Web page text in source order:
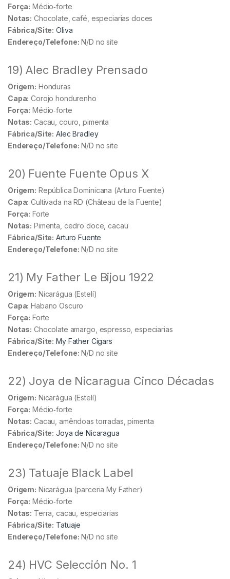
Força: Médio‑forte
Notas: Chocolate, café, especiarias doces
Fábrica/Site: Oliva
Endereço/Telefone: N/D no site
19) Alec Bradley Prensado
Origem: Honduras
Capa: Corojo hondurenho
Força: Médio‑forte
Notas: Cacau, couro, pimenta
Fábrica/Site: Alec Bradley
Endereço/Telefone: N/D no site
20) Fuente Fuente Opus X
Origem: República Dominicana (Arturo Fuente)
Capa: Cultivada na RD (Château de la Fuente)
Força: Forte
Notas: Pimenta, cedro doce, cacau
Fábrica/Site: Arturo Fuente
Endereço/Telefone: N/D no site
21) My Father Le Bijou 1922
Origem: Nicarágua (Estelí)
Capa: Habano Oscuro
Força: Forte
Notas: Chocolate amargo, espresso, especiarias
Fábrica/Site: My Father Cigars
Endereço/Telefone: N/D no site
22) Joya de Nicaragua Cinco Décadas
Origem: Nicarágua (Estelí)
Força: Médio‑forte
Notas: Cacau, amêndoas torradas, pimenta
Fábrica/Site: Joya de Nicaragua
Endereço/Telefone: N/D no site
23) Tatuaje Black Label
Origem: Nicarágua (parceria My Father)
Força: Médio‑forte
Notas: Terra, cacau, especiarias
Fábrica/Site: Tatuaje
Endereço/Telefone: N/D no site
24) HVC Selección No. 1